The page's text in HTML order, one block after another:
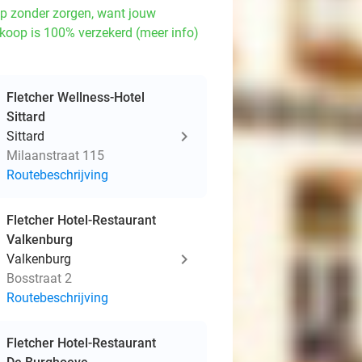
zonder zorgen, want jouw
is 100% verzekerd (meer info)
Fletcher Wellness-Hotel
Sittard
Sittard
Milaanstraat 115
Routebeschrijving
Fletcher Hotel-Restaurant
Valkenburg
Valkenburg
Bosstraat 2
Routebeschrijving
Fletcher Hotel-Restaurant